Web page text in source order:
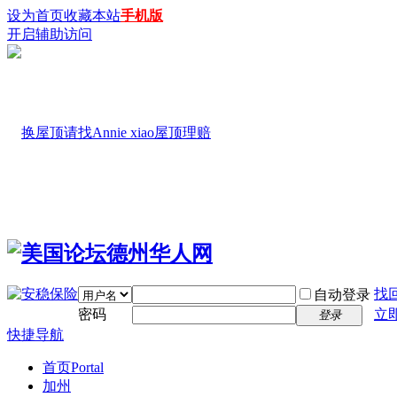
设为首页收藏本站手机版
开启辅助访问
自动登录 找
密码
登录
立
快捷导航
首页Portal
加州